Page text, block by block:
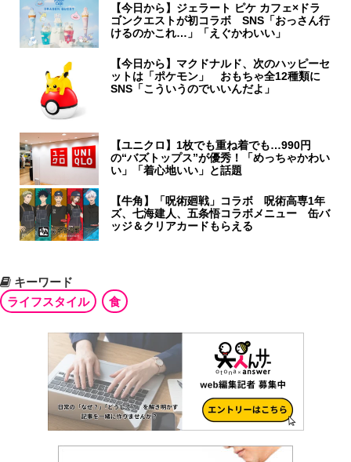
【今日から】ジェラート ピケ カフェ×ドラ
ゴンクエストが初コラボ SNS「おっさん行
けるのかこれ…」「えぐかわいい」
【今日から】マクドナルド、次のハッピーセ
ットは「ポケモン」 おもちゃ全12種類に
SNS「こういうのでいいんだよ」
【ユニクロ】1枚でも重ね着でも…990円
の“バズトップス”が優秀！「めっちゃかわい
い」「着心地いい」と話題
【牛角】「呪術廻戦」コラボ 呪術高専1年
ズ、七海建人、五条悟コラボメニュー 缶バ
ッジ＆クリアカードもらえる
キーワード
ライフスタイル
食